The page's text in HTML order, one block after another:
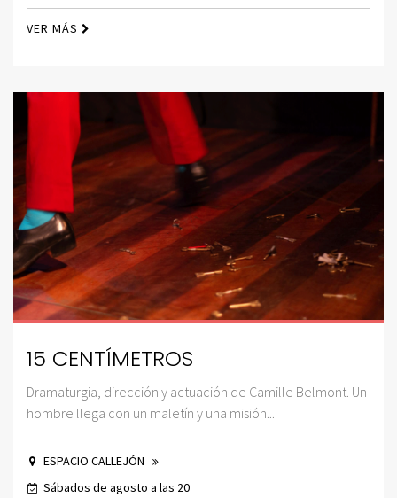
VER MÁS
15 CENTÍMETROS
Dramaturgia, dirección y actuación de Camille Belmont. Un
hombre llega con un maletín y una misión...
ESPACIO CALLEJÓN
Sábados de agosto a las 20